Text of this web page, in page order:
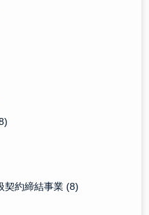
契約締結事業(8)